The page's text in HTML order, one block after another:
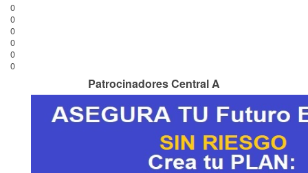
0
0
0
0
0
0
Patrocinadores Central A